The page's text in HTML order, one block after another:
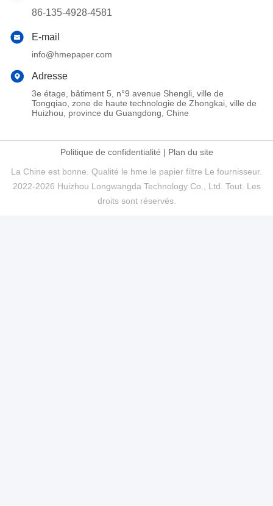
86-135-4928-4581
E-mail
info@hmepaper.com
Adresse
3e étage, bâtiment 5, n°9 avenue Shengli, ville de
Tongqiao, zone de haute technologie de Zhongkai, ville de
Huizhou, province du Guangdong, Chine
Politique de confidentialité | Plan du site
La Chine est bonne. Qualité le hme le papier filtre Le fournisseur.
2022-2026 Huizhou Longwangda Technology Co., Ltd. Tout. Les
droits sont réservés.